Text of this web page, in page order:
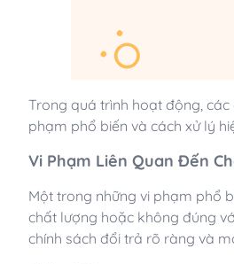
Trong quá trình hoạt động,
phạm phổ biến và cách xử lý
Vi Phạm Liên Quan Đến
Một trong những vi phạm phổ
chất lượng hoặc không đúng
chính sách đổi trả rõ ràng và